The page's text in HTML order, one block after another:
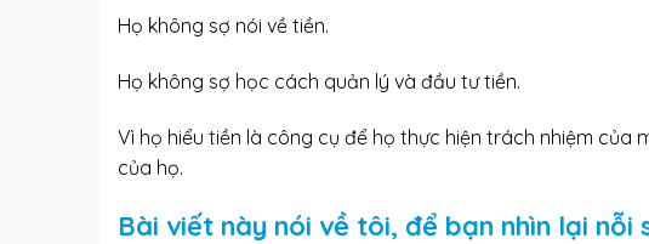
Họ không sợ nói về tiền.
Họ không sợ học cách quản lý và đầu tư tiền.
Vì họ hiểu tiền là công cụ để họ thực hiện trách nhiệm của
của họ.
Bài viết này nói về tôi, để bạn nhìn lại nỗi